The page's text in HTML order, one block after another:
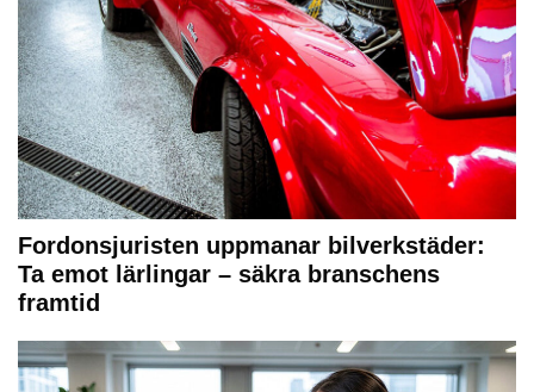
Fordonsjuristen uppmanar bilverkstäder:
Ta emot lärlingar – säkra branschens
framtid